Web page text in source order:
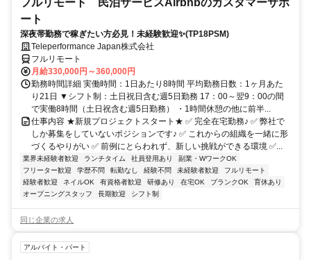
ート
深夜帯勤務で稼ぎたい方必見！未経験歓迎✨(TP18PSM)
Teleperformance Japan株式会社
フルリモート
月給330,000円～360,000円
勤務時間詳細 実働時間：1日あたり8時間 平均勤務日数：1ヶ月あた
り21日 ▼シフト制：土日祝日含む週5日勤務 17：00～翌9：00の間
で実働8時間（土日祝含む週5日勤務） ・1時間休憩の他に前半...
仕事内容 ★新規プロジェクトスタート★ ✅ 完全在宅勤務♪ ✅ 弊社で
しか募集をしていないポジションです♪ ✅ これからの組織を一緒に形
づくるやりがい ✅ 前例にとらわれず、新しい挑戦ができる環境 ✅...
業界未経験者歓迎 ランチタイム 社員登用あり
副業・WワークOK
フリーター歓迎
学歴不問 転勤なし 経験不問 未経験者歓迎
フルリモート
経験者歓迎
ネイルOK 有資格者歓迎 研修あり 在宅OK ブランクOK
育休あり
オープニングスタッフ
長期歓迎 シフト制
同じ企業の求人
アルバイト・パート